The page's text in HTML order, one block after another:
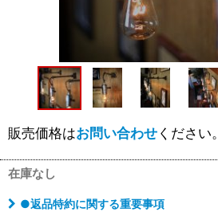
販売価格はお問い合わせください。
在庫なし
●返品特約に関する重要事項